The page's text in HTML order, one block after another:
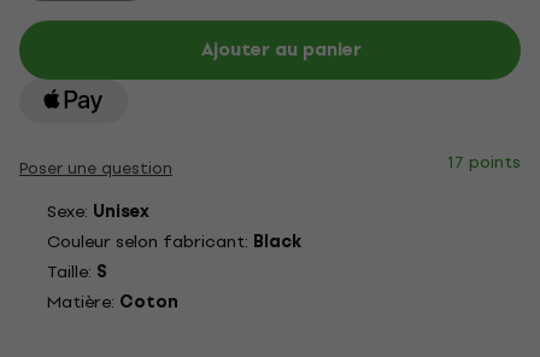
Ajouter au panier
Poser une question
17 points
Sexe: Unisex
Couleur selon fabricant: Black
Taille: S
Matière: Coton